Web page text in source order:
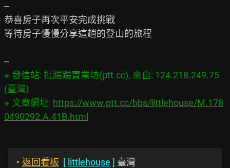
--
恭喜房子再次平安完成挑戰
等待房子慢慢分享這趟的登山的旅程
※ 發信站: 批踢踢實業坊(ptt.cc), 來自: 124.218.249.75
(臺灣)
※ 文章網址: https://www.ptt.cc/bbs/littlehouse/M.178
0490292.A.41B.html
‣ 返回看板 [ littlehouse ] 臺灣